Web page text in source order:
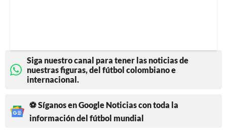
Siga nuestro canal para tener las noticias de
nuestras figuras, del fútbol colombiano e
internacional.
⚽ Síganos en Google Noticias con toda la
información del fútbol mundial